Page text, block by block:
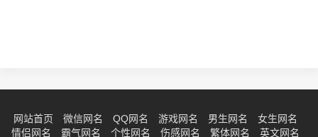
网站首页 微信网名 QQ网名 游戏网名 男生网名
女生网名
情侣网名
霸气网名 个性网名 伤感网名 繁体网名 英文网名